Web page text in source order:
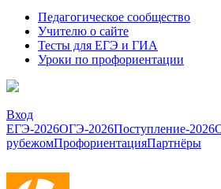
Педагогическое сообщество
Учителю о сайте
Тесты для ЕГЭ и ГИА
Уроки по профориентации
Вход
ЕГЭ-2026ОГЭ-2026Поступление-2026
рубежомПрофориентацияПартнёры